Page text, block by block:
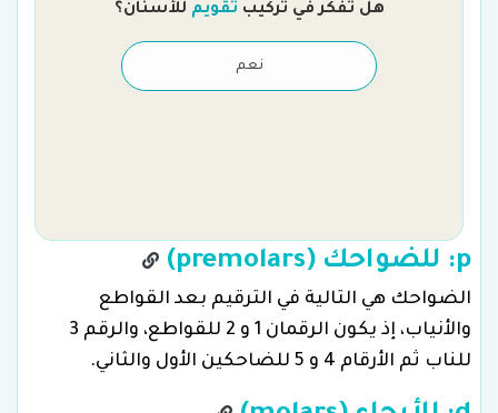
هل تفكر في تركيب تقويم للأسنان؟
نعم
p: للضواحك (premolars)
الضواحك هي التالية في الترقيم بعد القواطع
والأنياب، إذ يكون الرقمان 1 و 2 للقواطع، والرقم 3
للناب ثم الأرقام 4 و 5 للضاحكين الأول والثاني.